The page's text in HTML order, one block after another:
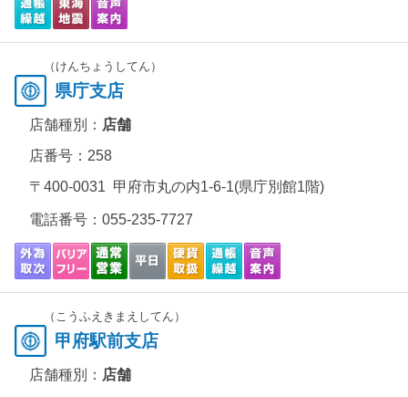
（けんちょうしてん）
県庁支店
店舗種別： 店舗
店番号：258
〒400-0031 甲府市丸の内1-6-1(県庁別館1階)
電話番号： 055-235-7727
（こうふえきまえしてん）
甲府駅前支店
店舗種別： 店舗